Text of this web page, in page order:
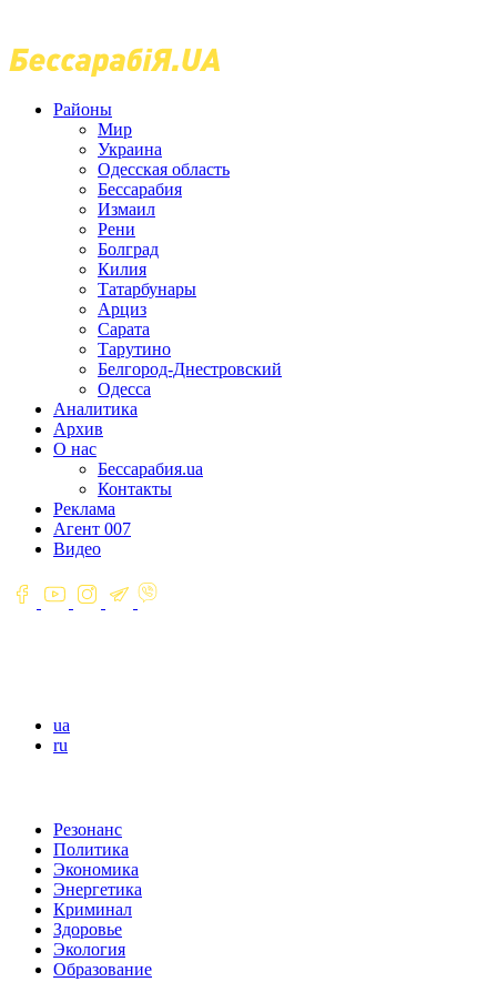
Районы
Мир
Украина
Одесская область
Бессарабия
Измаил
Рени
Болград
Килия
Татарбунары
Арциз
Сарата
Тарутино
Белгород-Днестровский
Одесса
Аналитика
Архив
О нас
Бессарабия.ua
Контакты
Реклама
Агент 007
Видео
ua
ru
Резонанс
Политика
Экономика
Энергетика
Криминал
Здоровье
Экология
Образование